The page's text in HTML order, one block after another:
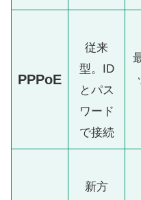
PPPoE
従来
型。ID
とパス
ワード
で接続
新方